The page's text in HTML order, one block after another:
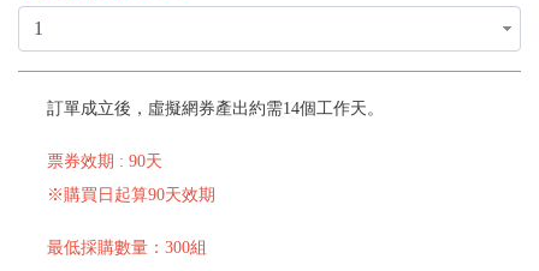
訂單成立後，虛擬網券產出約需14個工作天。
票券效期 : 90天
※購買日起算90天效期
最低採購數量：300組